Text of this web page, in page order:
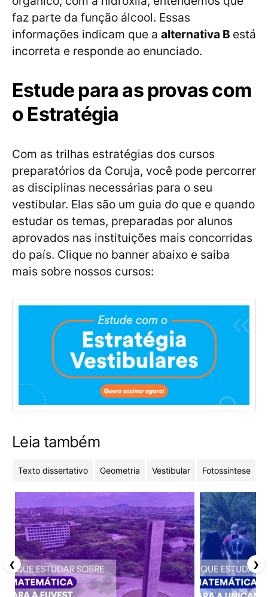
faz parte da função álcool. Essas
informações indicam que a alternativa B está
incorreta e responde ao enunciado.
Estude para as provas com
o Estratégia
Com as trilhas estratégias dos cursos
preparatórios da Coruja, você pode percorrer
as disciplinas necessárias para o seu
vestibular. Elas são um guia do que e quando
estudar os temas, preparadas por alunos
aprovados nas instituições mais concorridas
do país. Clique no banner abaixo e saiba
mais sobre nossos cursos:
Leia também
Texto dissertativo Geometria Vestibular Fotossintese
❮ ❯